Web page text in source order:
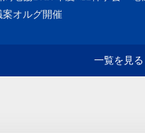
案オルグ開催
一覧を見る